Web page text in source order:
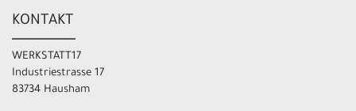
KONTAKT
WERKSTATT17
Industriestrasse 17
83734 Hausham